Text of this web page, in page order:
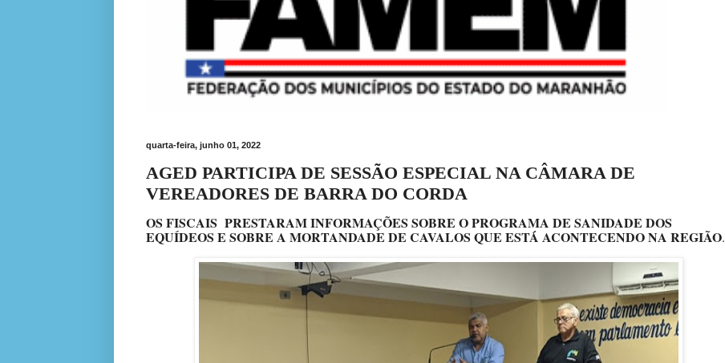
quarta-feira, junho 01, 2022
AGED PARTICIPA DE SESSÃO ESPECIAL NA CÂMARA DE
VEREADORES DE BARRA DO CORDA
OS FISCAIS PRESTARAM INFORMAÇÕES SOBRE O PROGRAMA DE SANIDADE DOS
EQUÍDEOS E SOBRE A MORTANDADE DE CAVALOS QUE ESTÁ ACONTECENDO NA REGIÃO.